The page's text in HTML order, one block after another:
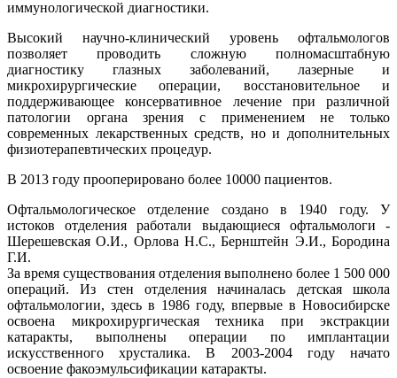
иммунологической диагностики.
Высокий научно-клинический уровень офтальмологов
позволяет проводить сложную полномасштабную
диагностику глазных заболеваний, лазерные и
микрохирургические операции, восстановительное и
поддерживающее консервативное лечение при различной
патологии органа зрения с применением не только
современных лекарственных средств, но и дополнительных
физиотерапевтических процедур.
В 2013 году прооперировано более 10000 пациентов.
Офтальмологическое отделение создано в 1940 году. У
истоков отделения работали выдающиеся офтальмологи -
Шерешевская О.И., Орлова Н.С., Бернштейн Э.И., Бородина
Г.И.
За время существования отделения выполнено более 1 500 000
операций. Из стен отделения начиналась детская школа
офтальмологии, здесь в 1986 году, впервые в Новосибирске
освоена микрохирургическая техника при экстракции
катаракты, выполнены операции по имплантации
искусственного хрусталика. В 2003-2004 году начато
освоение факоэмульсификации катаракты.